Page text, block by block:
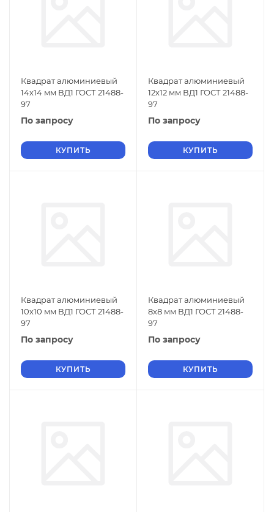
Квадрат алюминиевый
14х14 мм ВД1 ГОСТ 21488-
97
По запросу
КУПИТЬ
Квадрат алюминиевый
12х12 мм ВД1 ГОСТ 21488-
97
По запросу
КУПИТЬ
Квадрат алюминиевый
10х10 мм ВД1 ГОСТ 21488-
97
По запросу
КУПИТЬ
Квадрат алюминиевый
8х8 мм ВД1 ГОСТ 21488-
97
По запросу
КУПИТЬ